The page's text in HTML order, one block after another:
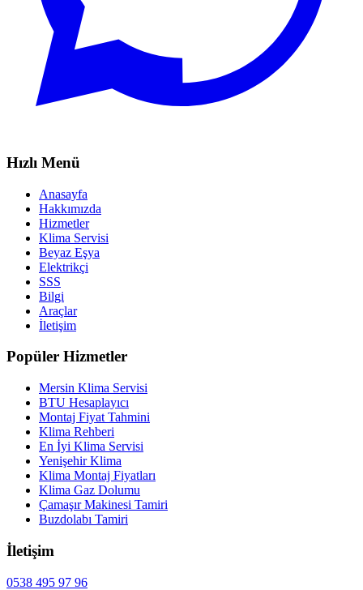
Hızlı Menü
Anasayfa
Hakkımızda
Hizmetler
Klima Servisi
Beyaz Eşya
Elektrikçi
SSS
Bilgi
Araçlar
İletişim
Popüler Hizmetler
Mersin Klima Servisi
BTU Hesaplayıcı
Montaj Fiyat Tahmini
Klima Rehberi
En İyi Klima Servisi
Yenişehir Klima
Klima Montaj Fiyatları
Klima Gaz Dolumu
Çamaşır Makinesi Tamiri
Buzdolabı Tamiri
İletişim
0538 495 97 96